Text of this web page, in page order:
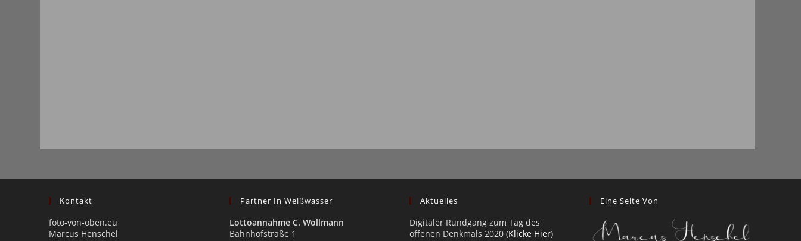
Kontakt
foto-von-oben.eu
Marcus Henschel
Partner In Weißwasser
Lottoannahme C. Wollmann
Bahnhofstraße 1
Aktuelles
Digitaler Rundgang zum Tag des
offenen Denkmals 2020 (Klicke Hier)
Eine Seite Von